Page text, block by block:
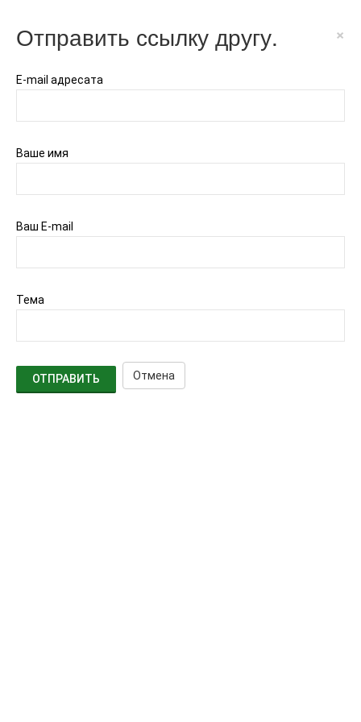
Отправить ссылку другу. ×
E-mail адресата
Ваше имя
Ваш E-mail
Тема
ОТПРАВИТЬ Отмена